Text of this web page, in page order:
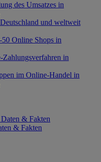
des Umsatzes in
und weltweit
Online Shops in
in
im Online-Handel in
& Fakten
& Fakten